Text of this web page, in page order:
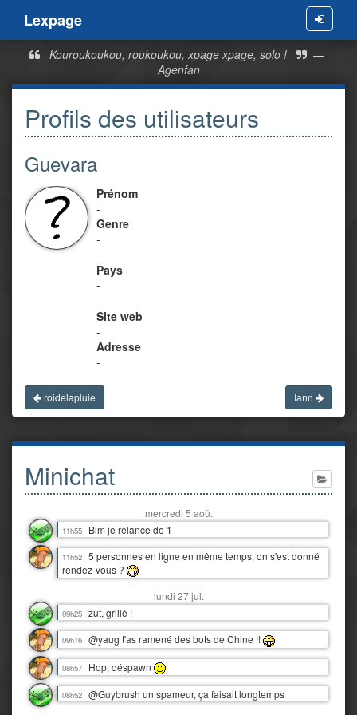
Menu
Lexpage
Kouroukoukou, roukoukou, xpage xpage, solo !
—
Agenfan
Profils des utilisateurs
Guevara
Prénom
-
Genre
-
Pays
-
Site web
-
Adresse
-
roidelapluie Iann
Minichat
mercredi 5 aoû.
11h55 Bim je relance de 1
11h52 5 personnes en ligne en même temps, on s'est donné
rendez-vous ?
lundi 27 jul.
09h25 zut, grillé !
09h16 @yaug t'as ramené des bots de Chine !!
08h57 Hop, déspawn
08h52 @Guybrush un spameur, ça faisait longtemps